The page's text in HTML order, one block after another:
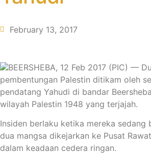
February 13, 2017
BEERSHEBA, 12 Feb 2017 (PIC) —
pembentungan Palestin ditikam oleh
pendatang Yahudi di bandar
wilayah Palestin 1948 yang terjajah.
Insiden berlaku ketika mereka sedang
dua mangsa dikejarkan ke Pusat
dalam keadaan cedera ringan.